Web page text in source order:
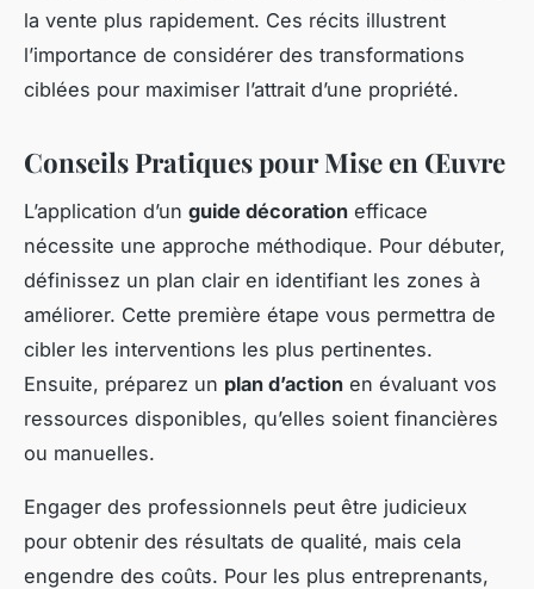
la vente plus rapidement. Ces récits illustrent
l’importance de considérer des transformations
ciblées pour maximiser l’attrait d’une propriété.
Conseils Pratiques pour Mise en Œuvre
L’application d’un guide décoration efficace
nécessite une approche méthodique. Pour débuter,
définissez un plan clair en identifiant les zones à
améliorer. Cette première étape vous permettra de
cibler les interventions les plus pertinentes.
Ensuite, préparez un plan d’action en évaluant vos
ressources disponibles, qu’elles soient financières
ou manuelles.
Engager des professionnels peut être judicieux
pour obtenir des résultats de qualité, mais cela
engendre des coûts. Pour les plus entreprenants,